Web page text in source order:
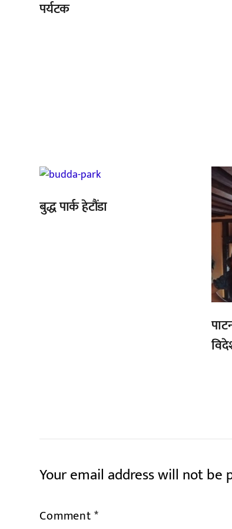
पर्यटक
बुद्ध पार्क हेटौंडा
Your email address will not be
Comment*